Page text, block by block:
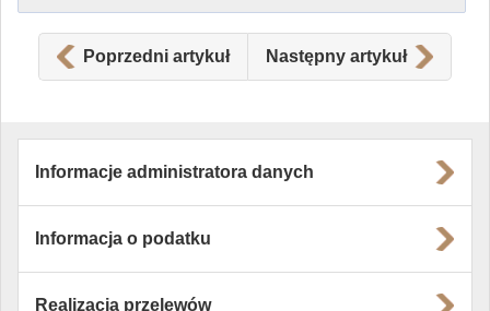
Poprzedni artykuł Następny artykuł
Informacje administratora danych
Informacja o podatku
Realizacja przelewów